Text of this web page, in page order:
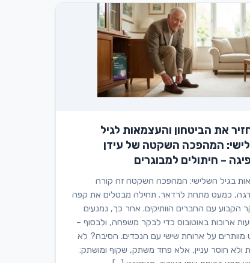
את הביטחון והעצמאות לגיל
המהפכה השקטה של עידן
– חיתולים למבוגרים
בגיל השלישי: המהפכה השקטה זה קורה
כמעט מתחת לרדאר. תחילה מבטלים את קפה
הקבוע עם החברים הוותיקים. אחר כך, נמנעים
ארוכות באוטובוס כדי לבקר משפחה, ולבסוף –
מוותרים על ארוחת שישי עם הנכדים. הסיבה? לא
ולא חוסר עניין, אלא פחד משתק, שקוף ומושתק: